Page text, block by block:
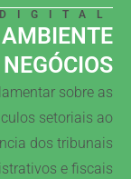
NEGÓCIOS
sobre as
setoriais ao
dos tribunais
e fiscais